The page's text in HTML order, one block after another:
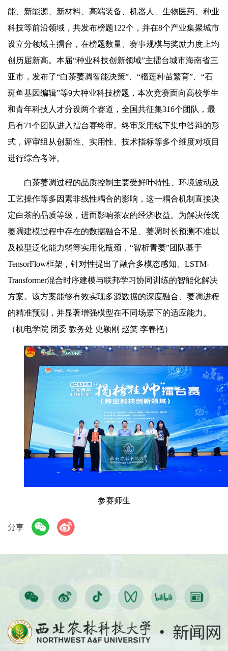
能、新能源、新材料、高端装备、机器人、生物医药、种业
科技等前沿领域，共发布榜题122个，并在8个产业集聚城市
设立分领域主擂台，在榜题数量、赛事规模与奖励力度上均
创历届新高。本届“种业科技创新领域”主擂台城市海南省三
亚市，发布了“白茶萎凋智能决策”、“榴莲种苗繁育”、“石
斑鱼基因编辑”等9大种业科技榜题，本次竞赛面向高校学生
和青年科技人才分设两个赛道，全国共征集316个团队，最
后有71个团队进入擂台赛终审。终审采用线下集中答辩的形
式，评审组从创新性、实用性、技术指标等多个维度对项目
进行综合考评。
白茶萎凋过程的品质控制主要受鲜叶特性、环境波动及
工艺操作等多因素非线性耦合的影响，这一耦合机制直接决
定白茶的品质等级，进而影响茶农的经济收益。为解决传统
萎凋建模过程中存在的数据融合不足、萎凋时长预测不准以
及模型泛化能力弱等实用化瓶颈，“智析青萎”团队基于
TensorFlow框架，针对性提出了融合多模态感知、LSTM-
Transformer混合时序建模与联邦学习协同训练的智能化解决
方案。该方案能够有效实现多源数据的深度融合、萎凋进程
的精准预测，并显著增强模型在不同场景下的适应能力。
（机电学院 团委 教务处 史颖刚 赵笑 李春艳）
参赛师生
分享